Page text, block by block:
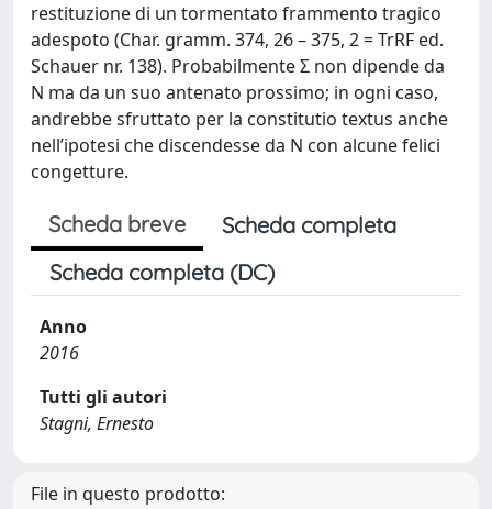
restituzione di un tormentato frammento tragico
adespoto (Char. gramm. 374, 26 – 375, 2 = TrRF ed.
Schauer nr. 138). Probabilmente Σ non dipende da
N ma da un suo antenato prossimo; in ogni caso,
andrebbe sfruttato per la constitutio textus anche
nell’ipotesi che discendesse da N con alcune felici
congetture.
Scheda breve
Scheda completa
Scheda completa (DC)
Anno
2016
Tutti gli autori
Stagni, Ernesto
File in questo prodotto: